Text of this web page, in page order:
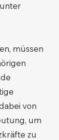
müssen
von
um
zu